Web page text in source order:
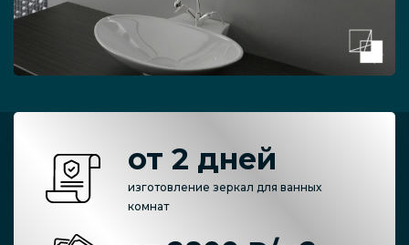
от 2 дней
изготовление зеркал для ванных
комнат